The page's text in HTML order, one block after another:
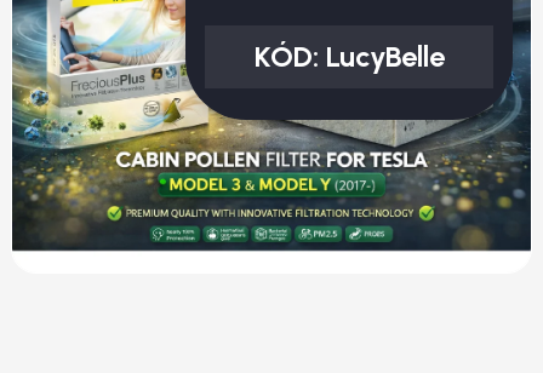
KÓD: LucyBelle